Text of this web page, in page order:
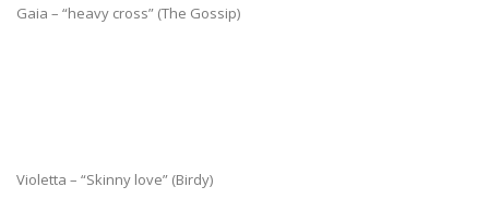
Gaia – “heavy cross” (The Gossip)
Violetta – “Skinny love” (Birdy)